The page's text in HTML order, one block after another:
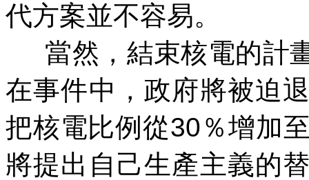
代方案並不容易。
當然，結束核電的計
在事件中，政府將被迫
把核電比例從30％增加
將提出自己生產主義的